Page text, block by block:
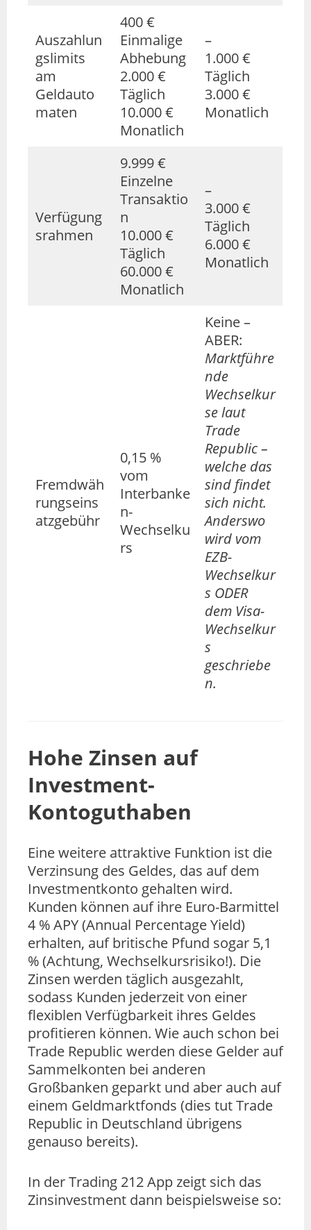
Auszahlun
gslimits
am
Geldauto
maten
400 €
Einmalige
Abhebung
2.000 €
Täglich
10.000 €
Monatlich
–
1.000 €
Täglich
3.000 €
Monatlich
Verfügung
srahmen
9.999 €
Einzelne
Transaktio
n
10.000 €
Täglich
60.000 €
Monatlich
–
3.000 €
Täglich
6.000 €
Monatlich
Fremdwäh
rungseins
atzgebühr
0,15 %
vom
Interbanke
n-
Wechselku
rs
Keine –
ABER:
Marktführe
nde
Wechselkur
selaut
Trade
Republic –
welche das
sind findet
sich nicht.
Anderswo
wird vom
EZB-
Wechselkur
s ODER
dem Visa-
Wechselkur
s
geschriebe
n.
Hohe Zinsen auf
Investment-
Kontoguthaben
Eine weitere attraktive Funktion ist die
Verzinsung des Geldes, das auf dem
Investmentkonto gehalten wird.
Kunden können auf ihre Euro-Barmittel
4 % APY (Annual Percentage Yield)
erhalten, auf britische Pfund sogar 5,1
% (Achtung, Wechselkursrisiko!). Die
Zinsen werden täglich ausgezahlt,
sodass Kunden jederzeit von einer
flexiblen Verfügbarkeit ihres Geldes
profitieren können. Wie auch schon bei
Trade Republic werden diese Gelder auf
Sammelkonten bei anderen
Großbanken geparkt und aber auch auf
einem Geldmarktfonds (dies tut Trade
Republic in Deutschland übrigens
genauso bereits).
In der Trading 212 App zeigt sich das
Zinsinvestment dann beispielsweise so: